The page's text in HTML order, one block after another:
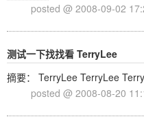
posted @ 2008-09-02
测试一下找找看 TerryLee
摘要： TerryLee TerryLee
posted @ 2008-08-20